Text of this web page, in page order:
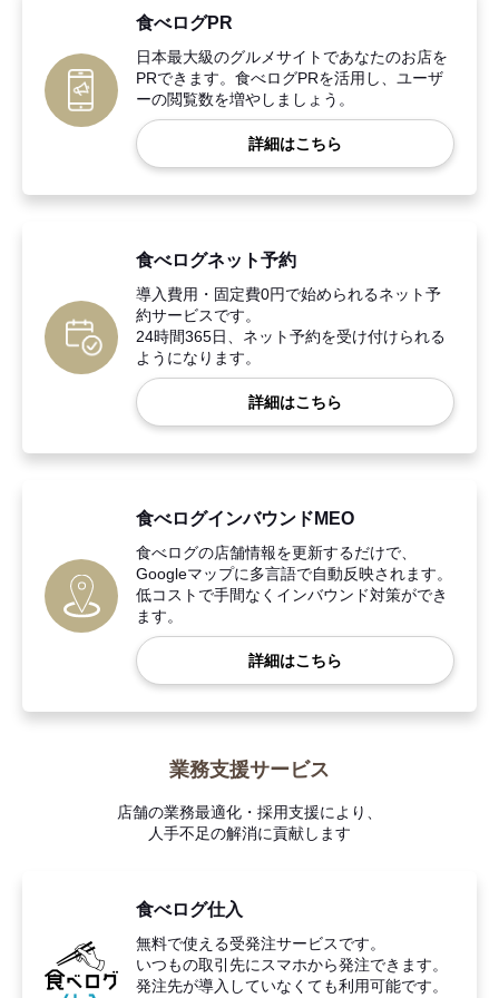
食べログPR
日本最大級のグルメサイトであなたのお店を
PRできます。食べログPRを活用し、ユーザ
ーの閲覧数を増やしましょう。
詳細はこちら
食べログネット予約
導入費用・固定費0円で始められるネット予
約サービスです。
24時間365日、ネット予約を受け付けられる
ようになります。
詳細はこちら
食べログインバウンドMEO
食べログの店舗情報を更新するだけで、
Googleマップに多言語で自動反映されます。
低コストで手間なくインバウンド対策ができ
ます。
詳細はこちら
業務支援サービス
店舗の業務最適化・採用支援により、
人手不足の解消に貢献します
食べログ仕入
無料で使える受発注サービスです。
いつもの取引先にスマホから発注できます。
発注先が導入していなくても利用可能です。